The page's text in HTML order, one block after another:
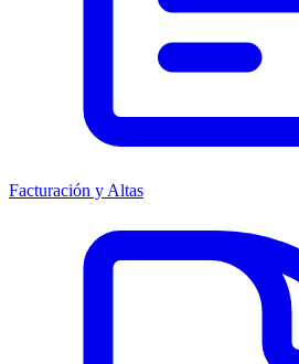
Facturación y Altas